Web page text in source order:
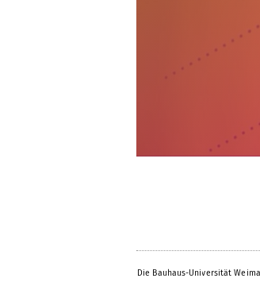
Die Bauhaus-Universität